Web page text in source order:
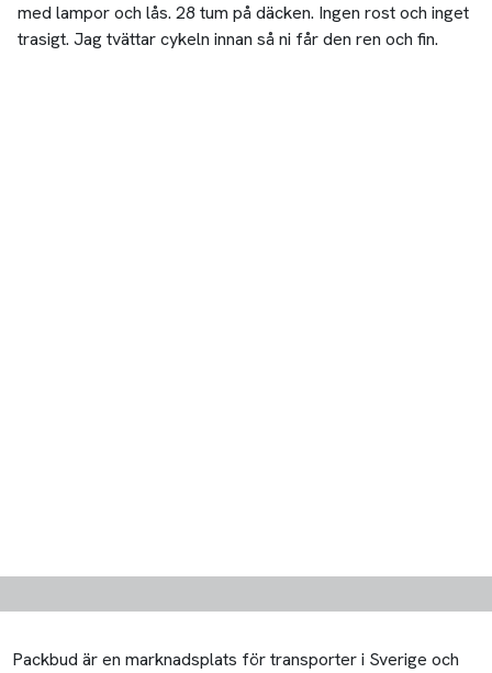
med lampor och lås. 28 tum på däcken. Ingen rost och inget
trasigt. Jag tvättar cykeln innan så ni får den ren och fin.
Packbud är en marknadsplats för transporter i Sverige och